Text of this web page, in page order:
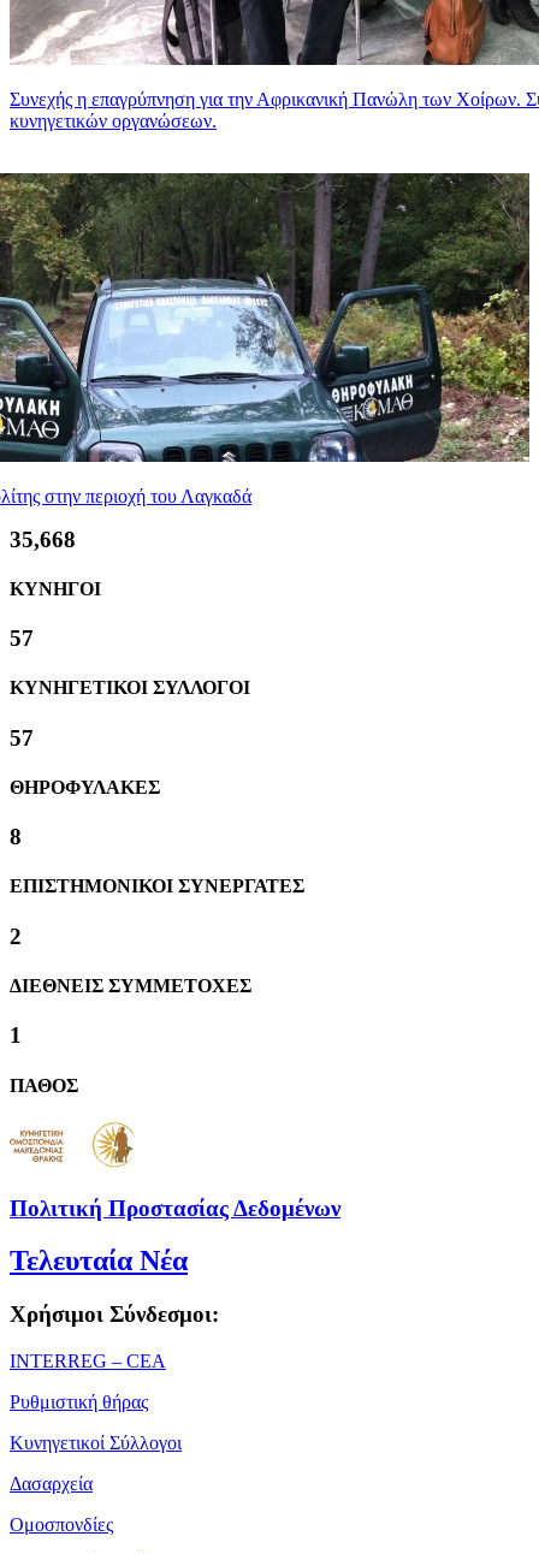
Συνεχής η επαγρύπνηση για την Αφρικανική Πανώλη των Χοίρων.
κυνηγετικών οργανώσεων.
στην περιοχή του Λαγκαδά
39,598
ΚΥΝΗΓΟΙ
63
ΚΥΝΗΓΕΤΙΚΟΙ ΣΥΛΛΟΓΟΙ
63
ΘΗΡΟΦΥΛΑΚΕΣ
8
ΕΠΙΣΤΗΜΟΝΙΚΟΙ ΣΥΝΕΡΓΑΤΕΣ
2
ΔΙΕΘΝΕΙΣ ΣΥΜΜΕΤΟΧΕΣ
1
ΠΑΘΟΣ
Πολιτική Προστασίας Δεδομένων
Τελευταία Νέα
Χρήσιμοι Σύνδεσμοι:
ΙΝΤΕRREG – CEA
Ρυθμιστική θήρας
Κυνηγετικοί Σύλλογοι
Δασαρχεία
Ομοσπονδίες